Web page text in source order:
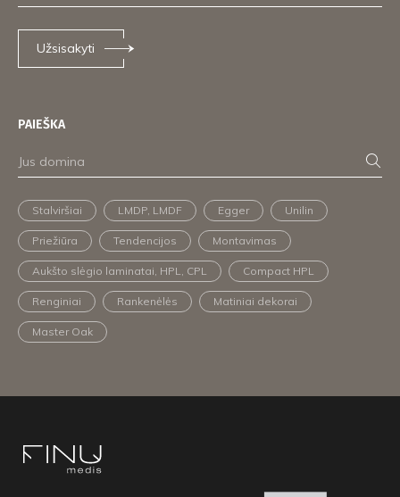
Užsisakyti
PAIEŠKA
Stalviršiai LMDP, LMDF Egger Unilin
Priežiūra Tendencijos Montavimas
Aukšto slėgio laminatai, HPL, CPL Compact HPL
Renginiai Rankenėlės Matiniai dekorai
Master Oak